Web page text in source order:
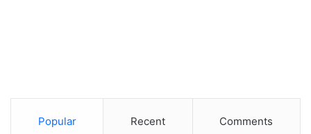
Popular Recent Comments